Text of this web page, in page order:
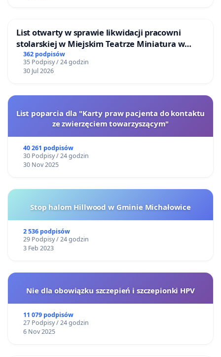
List otwarty w sprawie likwidacji pracowni
stolarskiej w Miejskim Teatrze Miniatura w
Gdańsku
362 podpisów
35 Podpisy / 24 godzin
30 Jul 2026
List poparcia dla "Karty praw pacjenta do kontaktu
ze zwierzęciem towarzyszącym"
40 261 podpisów
30 Podpisy / 24 godzin
30 Nov 2025
Stop halom Hillwood w Gminie Michałowice
2 536 podpisów
29 Podpisy / 24 godzin
3 Feb 2023
Nie dla obowiązku szczepień i szczepionki HPV
11 079 podpisów
27 Podpisy / 24 godzin
6 Nov 2025